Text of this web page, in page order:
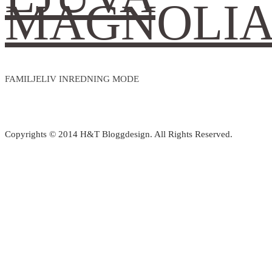
FAMILJELIV INREDNING MODE
Copyrights © 2014 H&T Bloggdesign. All Rights Reserved.